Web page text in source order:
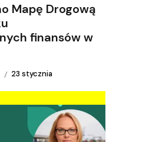
Mapę Drogową
finansów w
23 stycznia